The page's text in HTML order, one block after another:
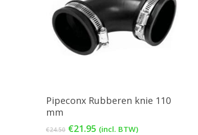
Toevoegen Aan Winkelwagen
Pipeconx Rubberen knie 110
mm
€24.50 Oorspronkelijke
€21.95 Huidige
(incl. BTW)